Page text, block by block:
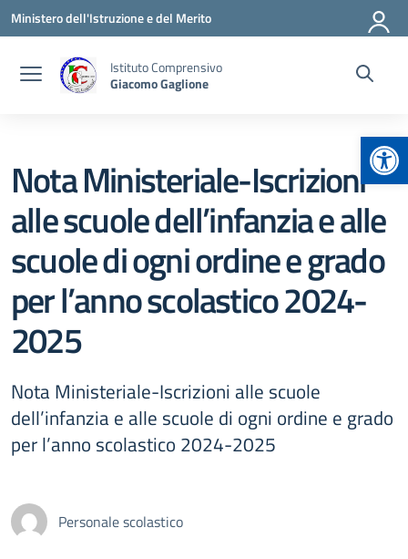
Vai ai contenuti
Vai al menu di navigazione
Vai al footer
Ministero dell'Istruzione e del Merito
Istituto Comprensivo
Giacomo Gaglione
Nota Ministeriale-Iscrizioni
alle scuole dell’infanzia e alle
scuole di ogni ordine e grado
per l’anno scolastico 2024-
2025
Nota Ministeriale-Iscrizioni alle scuole
dell’infanzia e alle scuole di ogni ordine e grado
per l’anno scolastico 2024-2025
Personale scolastico